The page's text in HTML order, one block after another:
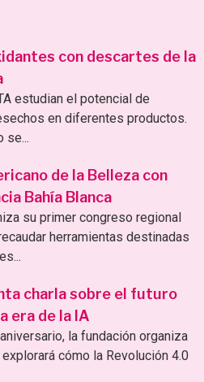
con descartes de la
estudian el potencial de
en diferentes productos.
se...
de la Belleza con
Bahía Blanca
su primer congreso regional
herramientas destinadas
charla sobre el futuro
era de la IA
la fundación organiza
cómo la Revolución 4.0